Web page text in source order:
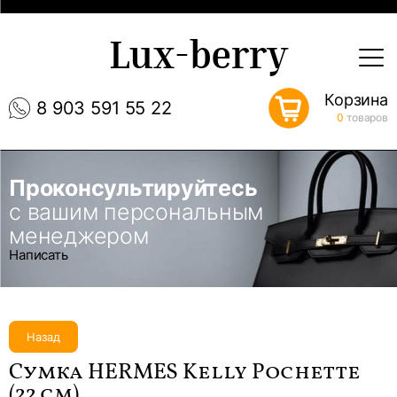
8 903 591 55 22
Lux-berry
Корзина
0 товаров
Проконсультируйтесь
с вашим персональным
менеджером
Написать
Назад
Сумка HERMES Kelly Pochette